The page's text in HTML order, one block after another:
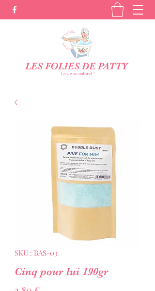
LES FOLIES DE PATTY
La vie au naturel !
SKU : BAS-03
Cinq pour lui 190gr